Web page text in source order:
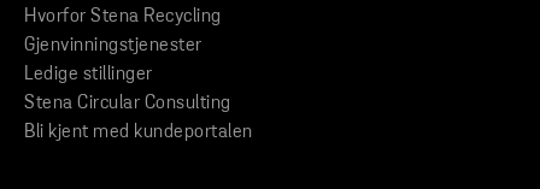
Hvorfor Stena Recycling
Gjenvinningstjenester
Ledige stillinger
Stena Circular Consulting
Bli kjent med kundeportalen